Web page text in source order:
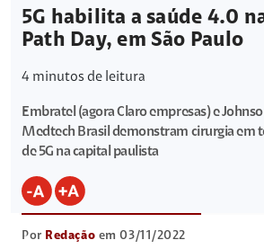
5G habilita a saúde 4.0
Path Day, em São Paulo
4 minutos de leitura
Embratel (agora Claro empresas) e
Medtech Brasil demonstram cirurgia em
de 5G na capital paulista
Por Redação em 03/11/2022